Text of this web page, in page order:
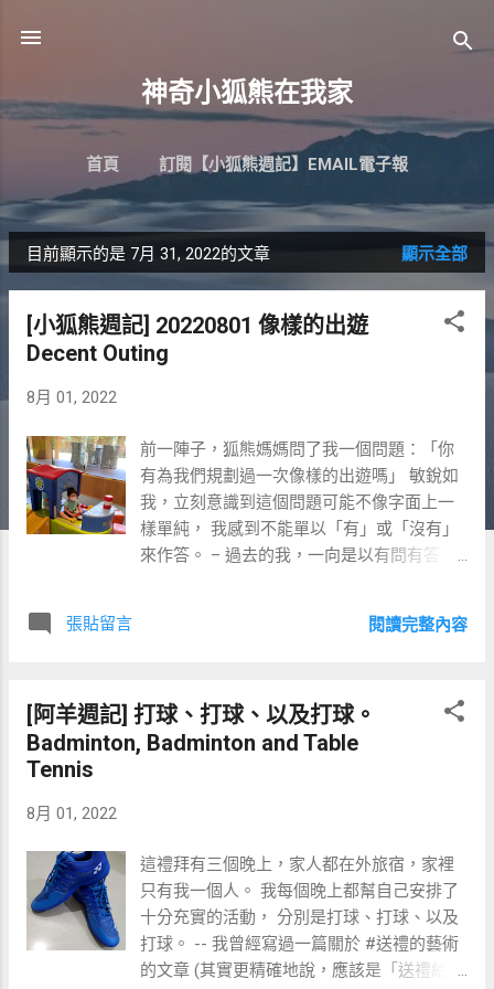
神奇小狐熊在我家
首頁 訂閱【小狐熊週記】EMAIL電子報
發
表
文
目前顯示的是 7月 31, 2022的文章 顯示全部
[小狐熊週記] 20220801 像樣的出遊
Decent Outing
8月 01, 2022
前一陣子，狐熊媽媽問了我一個問題：「你
有為我們規劃過一次像樣的出遊嗎」 敏銳如
我，立刻意識到這個問題可能不像字面上一
樣單純， 我感到不能單以「有」或「沒有」
來作答。 – 過去的我，一向是以有問有答著
「真的假的？」 我通常也會具實回答「真
出任何回答。 – 即便是小狐熊出生前，我也
是沒有喜歡出遊的人。 其實我並不討厭出
大飯店、甚至還一起去坐了遊輪。 對於在這
些地方具體經歷了些什麼行程與活動，我的
記憶都已經很模糊了。 然而伴隨著那些行程
的苦與累，倒是在心中刻得很深。 就像是那
些曾經被痛罵的記憶一樣。 到底是為了什麼
張貼留言 閱讀完整內容
[阿羊週記] 打球、打球、以及打球。
Badminton, Badminton and Table
Tennis
8月 01, 2022
這禮拜有三個晚上，家人都在外旅宿，家裡
只有我一個人。 我每個晚上都幫自己安排了
十分充實的活動， 分別是打球、打球、以及
打球。 -- 我曾經寫過一篇關於 #送禮的藝術
的文章 (其實更精確地說，應該是「送禮給